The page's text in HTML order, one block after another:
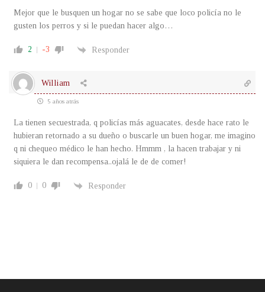
Mejor que le busquen un hogar no se sabe que loco policía no le
gusten los perros y si le puedan hacer algo…
2 -3 Responder
William
5 años atrás
La tienen secuestrada, q policías más aguacates, desde hace rato le
hubieran retornado a su dueño o buscarle un buen hogar, me imagino
q ni chequeo médico le han hecho. Hmmm , la hacen trabajar y ni
siquiera le dan recompensa..ojalá le de de comer!
0 0 Responder